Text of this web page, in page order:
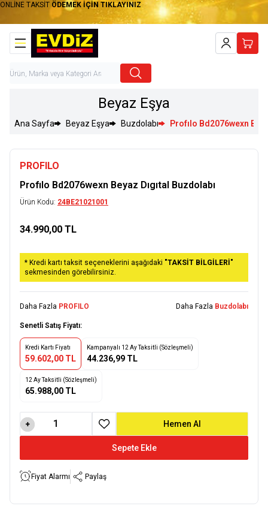
ONLİNE TAKSİT ÖDEMEK İÇİN TIKLAYINIZ
Hesabım
Beyaz Eşya
Ana Sayfa Beyaz Eşya Buzdolabı Profılo Bd2076wexn
PROFILO
Profılo Bd2076wexn Beyaz Dıgıtal Buzdolabı
Ürün Kodu: 24BE21021001
34.990,00 TL
* Kredi kartı taksit seçeneklerini aşağıdaki "TAKSİT BİLGİLERİ"
sekmesinden görebilirsiniz.
Daha Fazla PROFILO Daha Fazla Buzdolabı
Senetli Satış Fiyatı:
Kredi Kartı Fiyatı
59.602,00 TL
Kampanyalı 12 Ay Taksitli (Sözleşmeli)
44.236,99 TL
12 Ay Taksitli (Sözleşmeli)
65.988,00 TL
Sepete Ekle
Hemen Al
Favoriye Ekle
Fiyat Alarmı Paylaş